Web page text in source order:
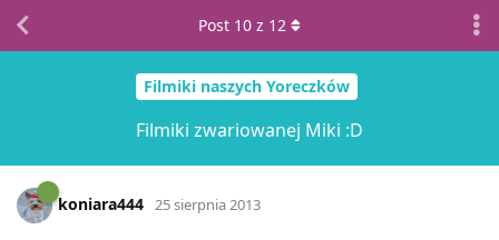
Filmiki naszych Yoreczków
Filmiki zwariowanej Miki :D
Post 10 z 12
koniara444 25 sierpnia 2013